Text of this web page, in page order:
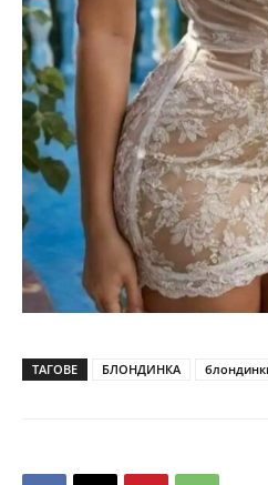
ТАГОВЕ БЛОНДИНКА